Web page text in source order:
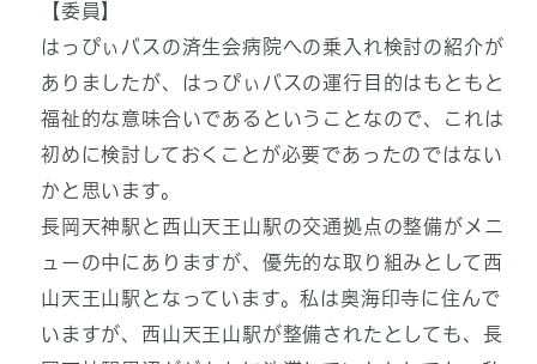
【委員】
はっぴぃバスの済生会病院への乗入れ検討の紹介が
ありましたが、はっぴぃバスの運行目的はもともと
福祉的な意味合いであるということなので、これは
初めに検討しておくことが必要であったのではない
かと思います。
長岡天神駅と西山天王山駅の交通拠点の整備がメニ
ューの中にありますが、優先的な取り組みとして西
山天王山駅となっています。私は奥海印寺に住んで
いますが、西山天王山駅が整備されたとしても、長